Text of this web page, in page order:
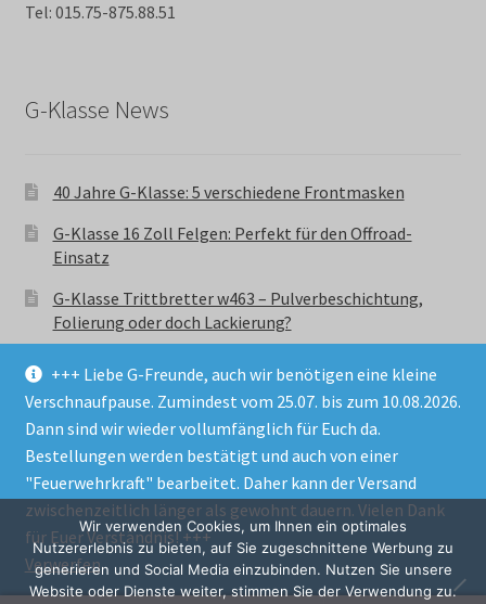
+++ Liebe G-Freunde, auch wir benötigen eine kleine
Verschnaufpause. Zumindest vom 25.07. bis zum 10.08.2026.
Dann sind wir wieder vollumfänglich für Euch da.
Bestellungen werden bestätigt und auch von einer
"Feuerwehrkraft" bearbeitet. Daher kann der Versand
zwischenzeitlich länger als gewohnt dauern. Vielen Dank
für Euer Verständnis! +++
Verwerfen
Tel: 015.75-875.88.51
G-Klasse News
40 Jahre G-Klasse: 5 verschiedene Frontmasken
G-Klasse 16 Zoll Felgen: Perfekt für den Offroad-
Einsatz
G-Klasse Trittbretter w463 – Pulverbeschichtung,
Folierung oder doch Lackierung?
© GParts24 - G-Klasse w463 Trittbretter, Felgen,
Ersatzteile & Zubebehör.
Datenschutzerklärung
Alle Preise inkl. der gesetzlichen MwSt.
Wir verwenden Cookies, um Ihnen ein optimales
Nutzererlebnis zu bieten, auf Sie zugeschnittene Werbung zu
generieren und Social Media einzubinden. Nutzen Sie unsere
Website oder Dienste weiter, stimmen Sie der Verwendung zu.